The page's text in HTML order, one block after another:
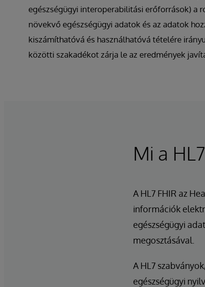
egészségügyi interoperabilitási erőforrások) a
növekvő egészségügyi adatok és az adatok
kiszámíthatóvá és használhatóvá tételére
közötti szakadékot zárja le az eredmények
Mi a
A HL7 FHIR az
információk
egészségügyi
megosztásával.
A HL7
egészségügyi